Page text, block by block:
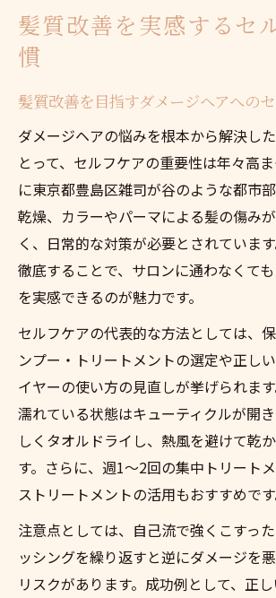
髪質改善を実感するセ
慣
髪質改善を目指すダメージヘアへの
ダメージヘアの悩みを根本から解決し
とって、セルフケアの重要性は年々高
に東京都豊島区雑司が谷のような都市
乾燥、カラーやパーマによる髪の傷み
く、日常的な対策が必要とされていま
徹底することで、サロンに通わなくて
を実感できるのが魅力です。
セルフケアの代表的な方法としては、
ンプー・トリートメントの選定や正し
イヤーの使い方の見直しが挙げられま
濡れている状態はキューティクルが開
しくタオルドライし、熱風を避けて乾
す。さらに、週1〜2回の集中トリート
ストリートメントの活用もおすすめです
注意点としては、自己流で強くこすっ
ッシングを繰り返すと逆にダメージを
リスクがあります。成功例として、正